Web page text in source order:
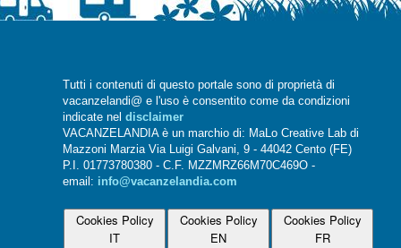
Tutti i contenuti di questo portale sono di proprietà di
vacanzelandi@ e l'uso è consentito come da condizioni
indicate nel disclaimer
VACANZELANDIA è un marchio di: MaLo Creative Lab di
Mazzoni Marzia Via Luigi Galvani, 9 - 44042 Cento (FE)
P.I. 01773780380 - C.F. MZZMRZ66M70C469O -
email: info@vacanzelandia.com
Cookies Policy
IT
Cookies Policy
EN
Cookies Policy
FR